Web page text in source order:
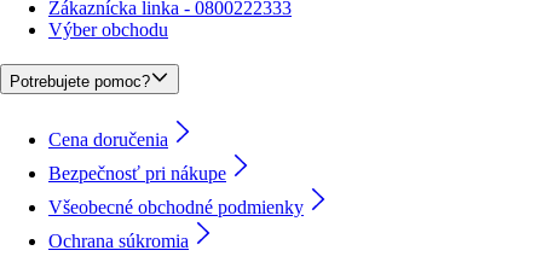
Zákaznícka linka - 0800222333
Výber obchodu
Potrebujete pomoc?
Cena doručenia
Bezpečnosť pri nákupe
Všeobecné obchodné podmienky
Ochrana súkromia